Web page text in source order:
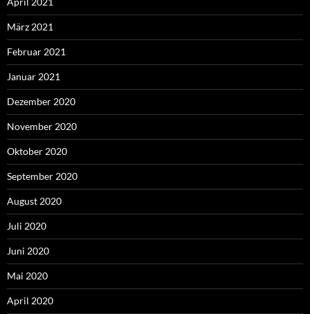
März 2021
Februar 2021
Januar 2021
Dezember 2020
November 2020
Oktober 2020
September 2020
August 2020
Juli 2020
Juni 2020
Mai 2020
April 2020